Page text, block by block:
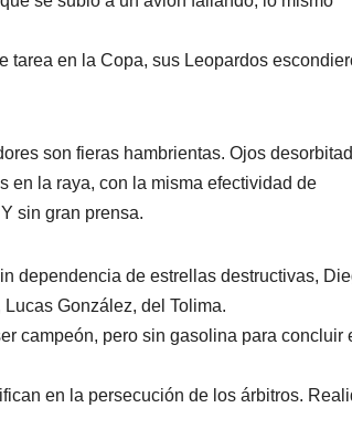
tarea en la Copa, sus Leopardos
son fieras hambrientas. Ojos
en la raya, con la misma efectividad de
sin gran prensa.
dependencia de estrellas destructivas,
González, del Tolima.
campeón, pero sin gasolina para concluir
en la persecución de los árbitros.